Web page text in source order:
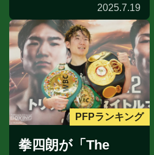
2025.7.19
PFPランキング
拳四朗が「The